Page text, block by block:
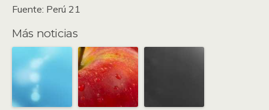
Fuente: Perú 21
Más noticias